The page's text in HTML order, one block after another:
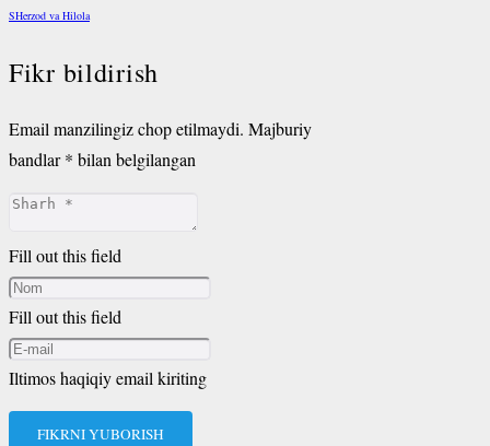
SHerzod va Hilola
Fikr bildirish
Email manzilingiz chop etilmaydi. Majburiy
bandlar* bilan belgilangan
Fill out this field
Fill out this field
Iltimos haqiqiy email kiriting
FIKRNI YUBORISH